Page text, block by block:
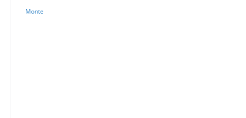
Monte